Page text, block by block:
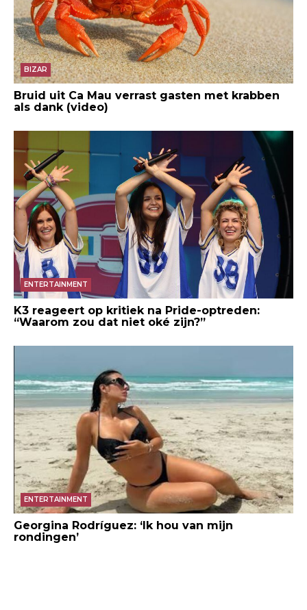
BIZAR
Bruid uit Ca Mau verrast gasten met krabben
als dank (video)
ENTERTAINMENT
K3 reageert op kritiek na Pride-optreden:
“Waarom zou dat niet oké zijn?”
ENTERTAINMENT
Georgina Rodríguez: ‘Ik hou van mijn
rondingen’